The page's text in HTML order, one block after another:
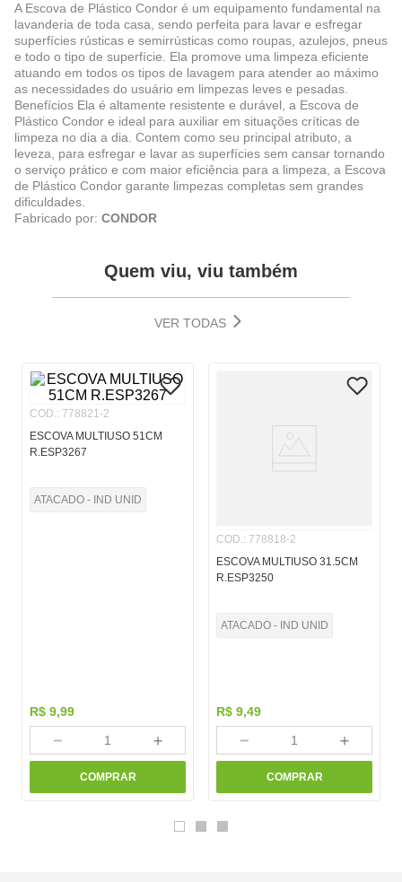
A Escova de Plástico Condor é um equipamento fundamental na
lavanderia de toda casa, sendo perfeita para lavar e esfregar
superfícies rústicas e semirrústicas como roupas, azulejos, pneus
e todo o tipo de superfície. Ela promove uma limpeza eficiente
atuando em todos os tipos de lavagem para atender ao máximo
as necessidades do usuário em limpezas leves e pesadas.
Benefícios Ela é altamente resistente e durável, a Escova de
Plástico Condor e ideal para auxiliar em situações críticas de
limpeza no dia a dia. Contem como seu principal atributo, a
leveza, para esfregar e lavar as superfícies sem cansar tornando
o serviço prático e com maior eficiência para a limpeza, a Escova
de Plástico Condor garante limpezas completas sem grandes
dificuldades.
Fabricado por: CONDOR
Quem viu, viu também
VER TODAS
COD.: 778821-2
ESCOVA MULTIUSO 51CM
R.ESP3267
ATACADO - IND UNID
R$ 9,99
＋
－
COMPRAR
COD.: 778818-2
ESCOVA MULTIUSO 31.5CM
R.ESP3250
ATACADO - IND UNID
R$ 9,49
＋
－
COMPRAR